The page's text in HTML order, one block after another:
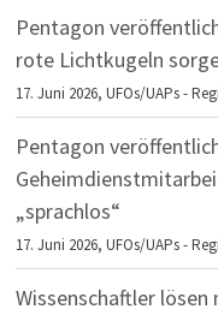
Pentagon
rote Lichtkugeln
17. Juni 2026,UFOs/UAPs -
Pentagon
„sprachlos“
17. Juni 2026,UFOs/UAPs -
Wissenschaftler